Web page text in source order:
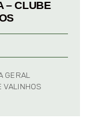
– CLUBE
GERAL
VALINHOS